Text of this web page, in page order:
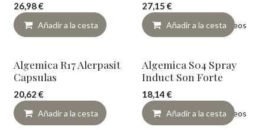
26,98€
Añadir a la cesta Añadir a lista de deseos
27,15 €
Añadir a la cesta
Algemica R17 Alerpasit
Capsulas
20,62 €
Añadir a la cesta Añadir a lista de deseos
Algemica S04 Spray
Induct Son Forte
18,14 €
Añadir a la cesta